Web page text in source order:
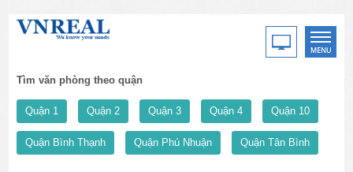
Tìm văn phòng theo quận
Quận 1 Quận 2 Quận 3 Quận 4 Quận 10
Quận Bình Thạnh Quận Phú Nhuận Quận Tân Bình